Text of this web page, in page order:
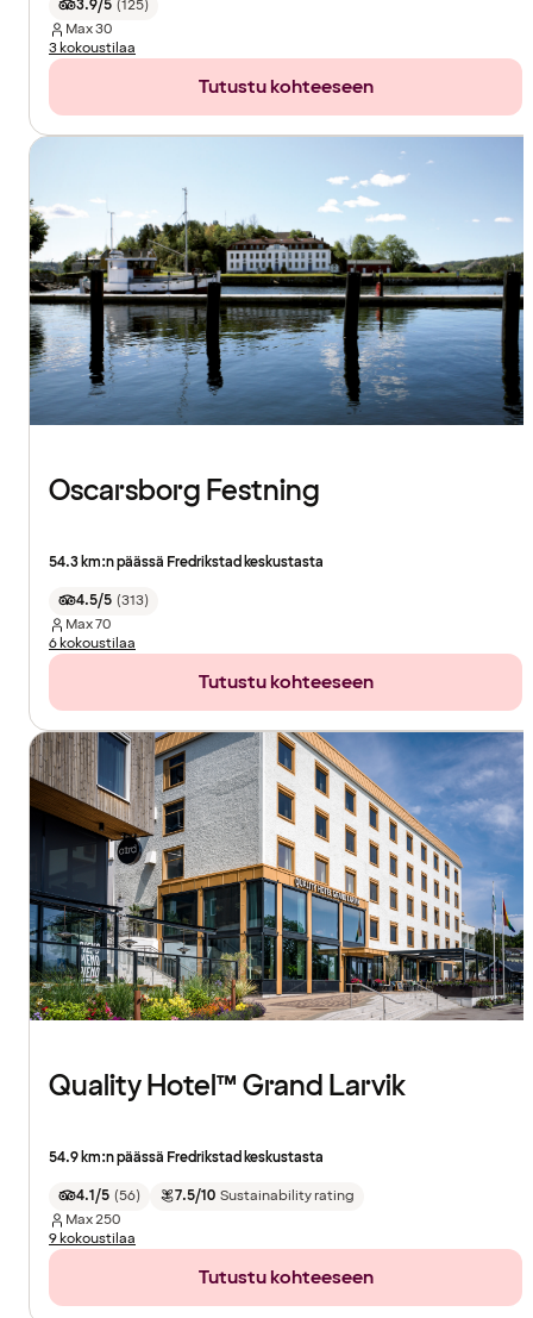
3.9/5 (125)
Max30
3 kokoustilaa
Tutustu kohteeseen
Oscarsborg Festning
54.3 km:n päässä Fredrikstad keskustasta
4.5/5 (313)
Max70
6 kokoustilaa
Tutustu kohteeseen
Quality Hotel™ Grand Larvik
54.9 km:n päässä Fredrikstad keskustasta
4.1/5 (56) 7.5/10 Sustainability rating
Max250
9 kokoustilaa
Tutustu kohteeseen